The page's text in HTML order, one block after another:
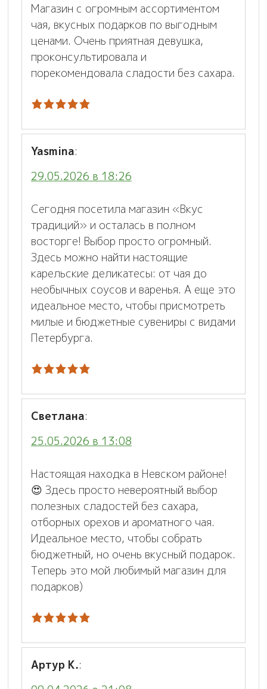
Магазин с огромным ассортиментом
чая, вкусных подарков по выгодным
ценами. Очень приятная девушка,
проконсультировала и
порекомендовала сладости без сахара.
Yasmina:
29.05.2026 в 18:26
Сегодня посетила магазин «Вкус
традиций» и осталась в полном
восторге! Выбор просто огромный.
Здесь можно найти настоящие
карельские деликатесы: от чая до
необычных соусов и варенья. А еще это
идеальное место, чтобы присмотреть
милые и бюджетные сувениры с видами
Петербурга.
Светлана:
25.05.2026 в 13:08
Настоящая находка в Невском районе!
😍 Здесь просто невероятный выбор
полезных сладостей без сахара,
отборных орехов и ароматного чая.
Идеальное место, чтобы собрать
бюджетный, но очень вкусный подарок.
Теперь это мой любимый магазин для
подарков)
Артур К.: